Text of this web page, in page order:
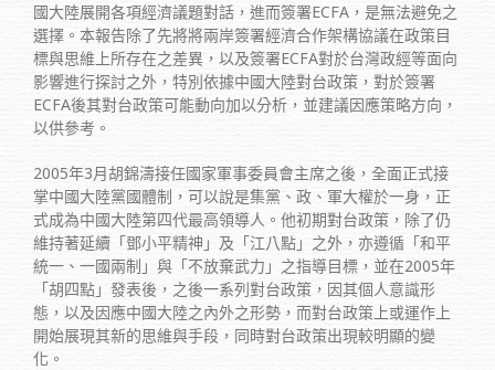
國大陸展開各項經濟議題對話，進而簽署ECFA，是無法避免之
選擇。本報告除了先將將兩岸簽署經濟合作架構協議在政策目
標與思維上所存在之差異，以及簽署ECFA對於台灣政經等面向
影響進行探討之外，特別依據中國大陸對台政策，對於簽署
ECFA後其對台政策可能動向加以分析，並建議因應策略方向，
以供參考。
2005年3月胡錦濤接任國家軍事委員會主席之後，全面正式接
掌中國大陸黨國體制，可以說是集黨、政、軍大權於一身，正
式成為中國大陸第四代最高領導人。他初期對台政策，除了仍
維持著延續「鄧小平精神」及「江八點」之外，亦遵循「和平
統一、一國兩制」與「不放棄武力」之指導目標，並在2005年
「胡四點」發表後，之後一系列對台政策，因其個人意識形
態，以及因應中國大陸之內外之形勢，而對台政策上或運作上
開始展現其新的思維與手段，同時對台政策出現較明顯的變
化。